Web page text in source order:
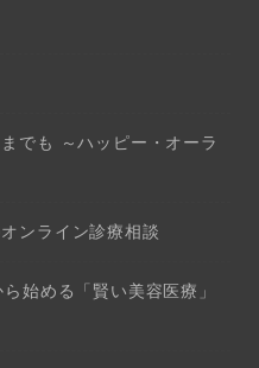
でも ～ハッピー・オーラ
ンライン診療相談
始める「賢い美容医療」